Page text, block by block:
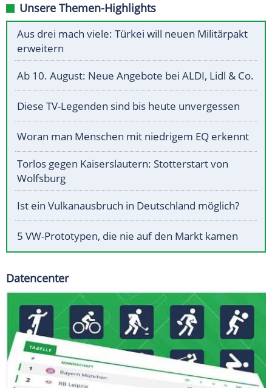
Unsere Themen-Highlights
Aus drei mach viele: Türkei will neuen Militärpakt
erweitern
Ab 10. August: Neue Angebote bei ALDI, Lidl & Co.
Diese TV-Legenden sind bis heute unvergessen
Woran man Menschen mit niedrigem EQ erkennt
Torlos gegen Kaiserslautern: Stotterstart von
Wolfsburg
Ist ein Vulkanausbruch in Deutschland möglich?
5 VW-Prototypen, die nie auf den Markt kamen
Datencenter